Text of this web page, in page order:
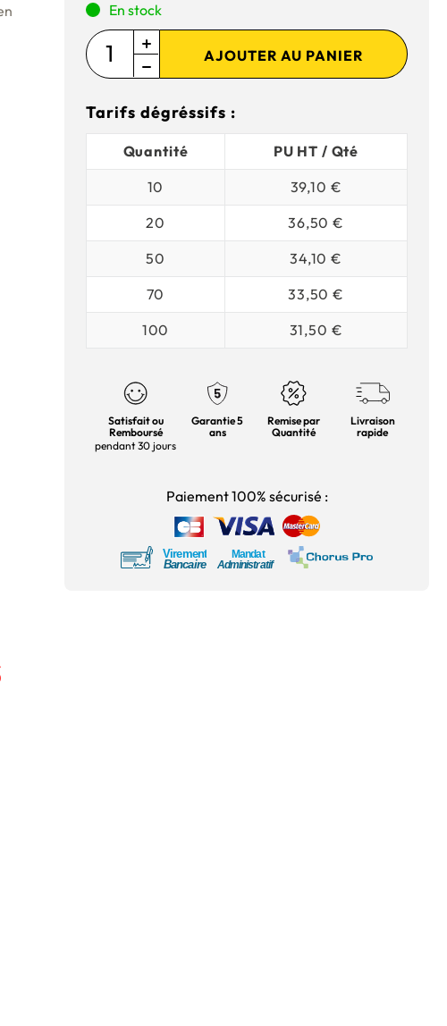
En stock
AJOUTER AU PANIER
Tarifs dégréssifs :
Quantité
PU HT / Qté
10
39,10 €
20
36,50 €
50
34,10 €
70
33,50 €
100
31,50 €
Satisfait ou
Remboursé
pendant 30 jours
Garantie 5
ans
Remise par
Quantité
Livraison
rapide
Paiement 100% sécurisé :